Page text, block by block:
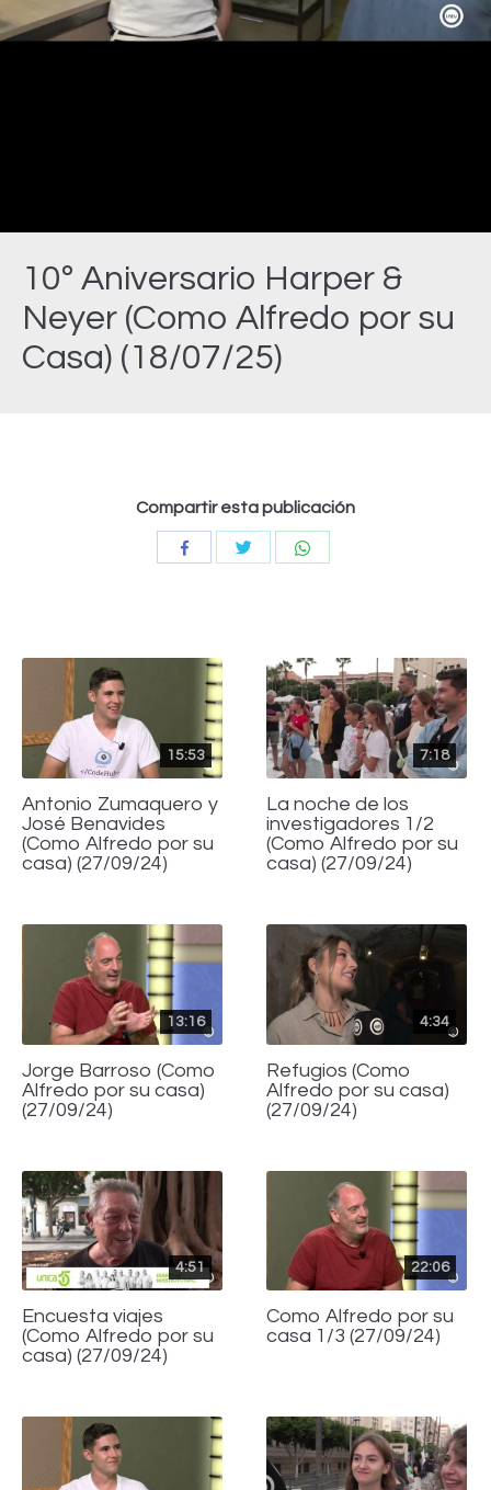
10º Aniversario Harper &
Neyer (Como Alfredo por su
Casa) (18/07/25)
Video
Compartir esta publicación
CompartirCompartir
15:53
Antonio Zumaquero y
José Benavides
(Como Alfredo por su
casa) (27/09/24)
7:18
La noche de los
investigadores 1/2
(Como Alfredo por su
casa) (27/09/24)
13:16
Jorge Barroso (Como
Alfredo por su casa)
(27/09/24)
4:34
Refugios (Como
Alfredo por su casa)
(27/09/24)
4:51
Encuesta viajes
(Como Alfredo por su
casa) (27/09/24)
22:06
Como Alfredo por su
casa 1/3 (27/09/24)